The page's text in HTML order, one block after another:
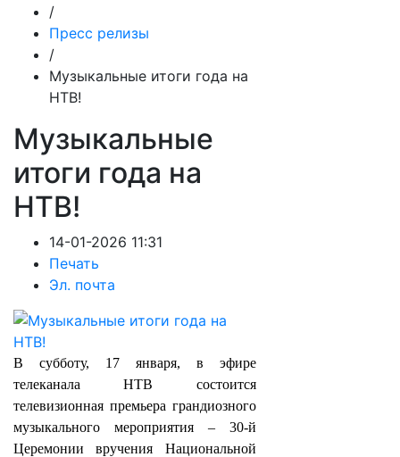
/
Пресс релизы
/
Музыкальные итоги года на
НТВ!
Музыкальные
итоги года на
НТВ!
14-01-2026 11:31
Печать
Эл. почта
В субботу, 17 января, в эфире
телеканала НТВ состоится
телевизионная премьера грандиозного
музыкального мероприятия – 30-й
Церемонии вручения Национальной